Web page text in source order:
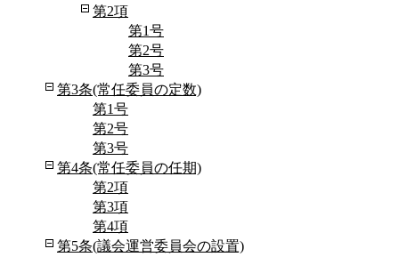
第2項
第1号
第2号
第3号
第3条(常任委員の定数)
第1号
第2号
第3号
第4条(常任委員の任期)
第2項
第3項
第4項
第5条(議会運営委員会の設置)